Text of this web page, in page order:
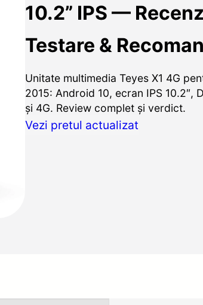
10.2” IPS —
Testare &
Unitate multimedia Teyes X1 4G
2015: Android 10, ecran IPS 10.2″,
și 4G. Review complet și verdict.
Vezi pretul actualizat